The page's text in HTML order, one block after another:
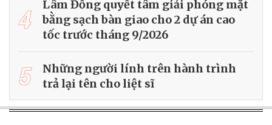
4
Lâm Đồng quyết tâm giải phóng mặt
bằng sạch bàn giao cho 2 dự án cao
tốc trước tháng 9/2026
5
Những người lính trên hành trình
trả lại tên cho liệt sĩ